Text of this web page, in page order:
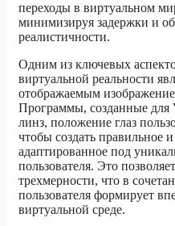
переходы в виртуальном
минимизируя задержки и
реалистичности.
Одним из ключевых
виртуальной реальности
отображаемым
Программы, созданные
линз, положение глаз
чтобы создать правильное
адаптированное под
пользователя. Это
трехмерности, что в
пользователя формирует
виртуальной среде.